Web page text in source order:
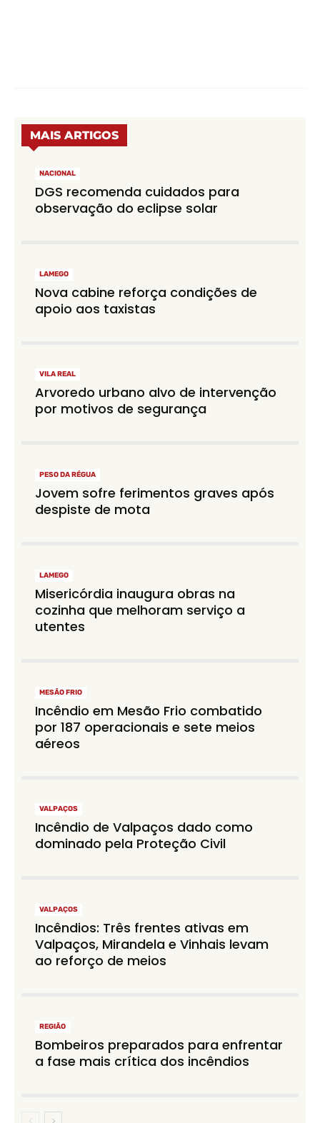
MAIS ARTIGOS
NACIONAL
DGS recomenda cuidados para
observação do eclipse solar
LAMEGO
Nova cabine reforça condições de
apoio aos taxistas
VILA REAL
Arvoredo urbano alvo de intervenção
por motivos de segurança
PESO DA RÉGUA
Jovem sofre ferimentos graves após
despiste de mota
LAMEGO
Misericórdia inaugura obras na
cozinha que melhoram serviço a
utentes
MESÃO FRIO
Incêndio em Mesão Frio combatido
por 187 operacionais e sete meios
aéreos
VALPAÇOS
Incêndio de Valpaços dado como
dominado pela Proteção Civil
VALPAÇOS
Incêndios: Três frentes ativas em
Valpaços, Mirandela e Vinhais levam
ao reforço de meios
REGIÃO
Bombeiros preparados para enfrentar
a fase mais crítica dos incêndios